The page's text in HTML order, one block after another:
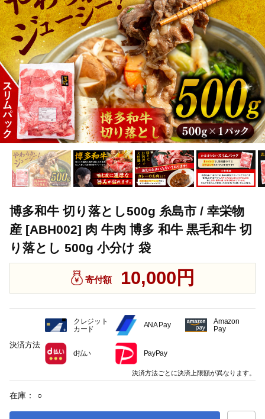
TOP 肉 牛肉 しゃぶしゃぶ(牛肉) 博多和牛 切り落と
TOP 肉 牛肉 焼肉(牛肉) 博多和牛 切り落とし500g
博多和牛 切り落とし500g 糸島市 / 幸栄物
産 [ABH002] 肉 牛肉 博多 和牛 黒毛和牛 切
り落とし 500g 小分け 袋
寄付額 10,000円
在庫： ○
決済方法
クレジット
カード
ANA Pay
Amazon
Pay
d払い PayPay
決済方法ごとに決済上限額が異なります。